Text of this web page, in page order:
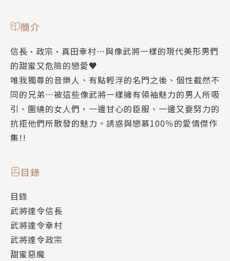
簡介
信長•政宗•真田幸村…與像武將一樣的現代美形男們
的甜蜜又危險的戀愛♥
唯我獨尊的音樂人、有點輕浮的名門之後、個性截然不
同的兄弟…被這些像武將一樣擁有領袖魅力的男人所吸
引、圍繞的女人們，一邊甘心的臣服、一邊又要努力的
抗拒他們所散發的魅力。誘惑與戀慕100％的愛情傑作
集!!
目錄
目錄
武將達令信長
武將達令幸村
武將達令政宗
甜蜜惡魔